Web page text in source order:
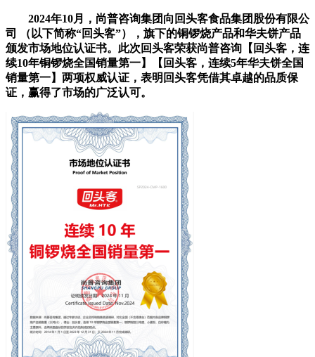
2024年10月，尚普咨询集团向回头客食品集团股份有限公
司 （以下简称“回头客”），旗下的铜锣烧产品和华夫饼产品
颁发市场地位认证书。此次回头客荣获尚普咨询【回头客，连
续10年铜锣烧全国销量第一】【回头客，连续5年华夫饼全国
销量第一】两项权威认证，表明回头客凭借其卓越的品质保
证，赢得了市场的广泛认可。